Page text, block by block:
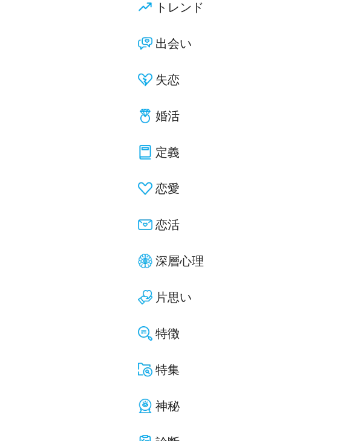
トレンド
出会い
失恋
婚活
定義
恋愛
恋活
深層心理
片思い
特徴
特集
神秘